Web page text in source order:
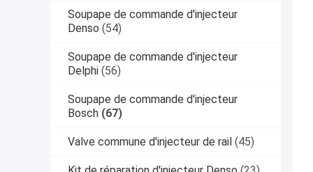
Soupape de commande d'injecteur
Denso (54)
Soupape de commande d'injecteur
Delphi (56)
Soupape de commande d'injecteur
Bosch (67)
Valve commune d'injecteur de rail (45)